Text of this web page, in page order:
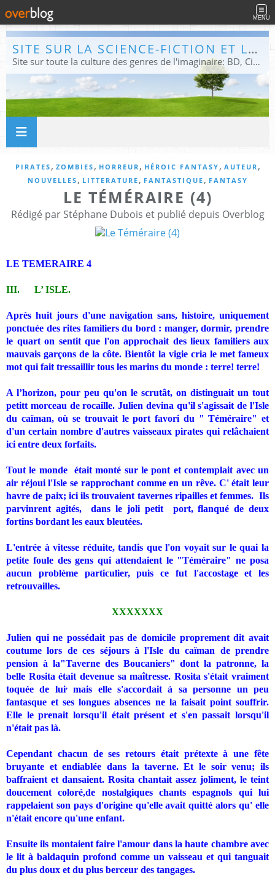
MENU
SITE SUR LA SCIENCE-FICTION ET LE FANTASTIQUE
Site sur toute la culture des genres de l'imaginaire: BD, Cinéma, Livre, Jeux, Théâtre. Présent dans les principaux festivals de film fantastique e de science-fiction, salons et conventions.
PIRATES , ZOMBIES , HORREUR , HÉROIC FANTASY , AUTEUR ,
NOUVELLES , LITTERATURE , FANTASTIQUE , FANTASY
LE TÉMÉRAIRE (4)
Rédigé par Stéphane Dubois et publié depuis Overblog
LE TEMERAIRE 4
III. L’ ISLE.
Après huit jours d'une navigation sans, histoire, uniquement
ponctuée des rites familiers du bord : manger, dormir, prendre
le quart on sentit que l'on approchait des lieux familiers aux
mauvais garçons de la côte. Bientôt la vigie cria le met fameux
mot qui fait tressaillir tous les marins du monde : terre! terre!
A l’horizon, pour peu qu'on le scrutât, on distinguait un tout
petitt morceau de rocaille. Julien devina qu'il s'agissait de l'Isle
du caïman, où se trouvait le port favori du " Téméraire" et
d'un certain nombre d'autres vaisseaux pirates qui relâchaient
ici entre deux forfaits.
Tout le monde
était monté sur le pont et contemplait avec un
air réjoui l'Isle se rapprochant comme en un rêve. C' était leur
havre de paix; ici ils trouvaient tavernes ripailles et femmes. Ils
parvinrent agités,
dans le joli petit
port, flanqué de deux
fortins bordant les eaux bleutées.
L'entrée à vitesse réduite, tandis que l'on voyait sur le quai la
petite foule des gens qui attendaient le "Téméraire" ne posa
aucun problème particulier, puis ce fut l'accostage et les
retrouvailles.
XXXXXXX
Julien qui ne possédait pas de domicile proprement dit avait
coutume lors de ces séjours à l'Isle du caïman de prendre
pension à la"Taverne des Boucaniers" dont la patronne, la
belle Rosita était devenue sa maîtresse. Rosita s'était vraiment
toquée de lui,mais elle s'accordait à sa personne un peu
fantasque et ses longues absences ne la faisait point souffrir.
Elle le prenait lorsqu'il était présent et s'en passait lorsqu'il
n'était pas là.
Cependant chacun de ses retours était prétexte à une fête
bruyante et endiablée dans la taverne. Et le soir venu; ils
baffraient et dansaient. Rosita chantait assez joliment, le teint
doucement coloré,de nostalgiques chants espagnols qui lui
rappelaient son pays d'origine qu'elle avait quitté alors qu' elle
n'était encore qu'une enfant.
Ensuite ils montaient faire l'amour dans la haute chambre avec
le lit à baldaquin profond comme un vaisseau et qui tanguait
du plus doux et du plus berceur des tangages.